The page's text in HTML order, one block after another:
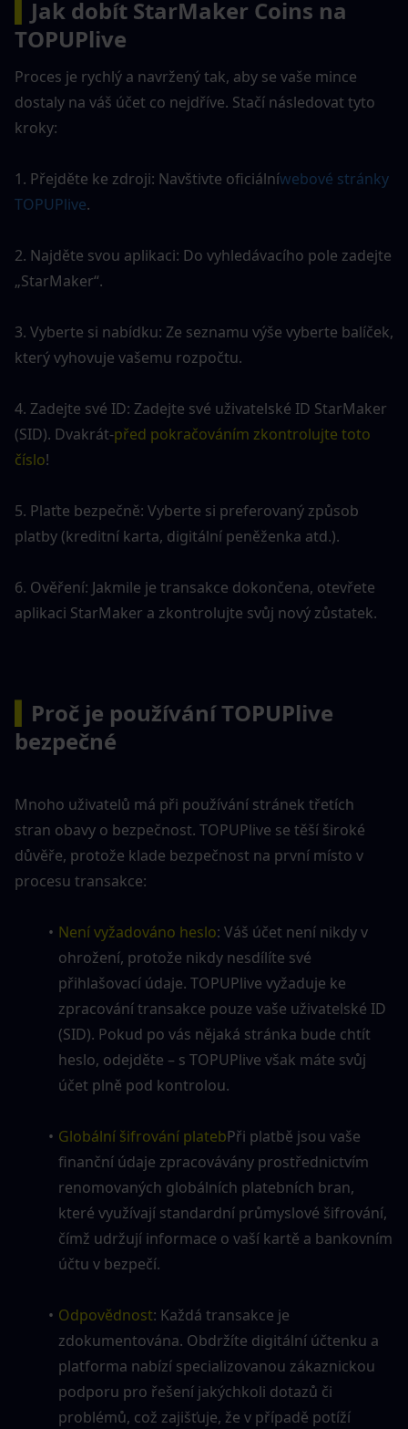
Jak dobít StarMaker Coins na
TOPUPlive
Proces je rychlý a navržený tak, aby se vaše mince
dostaly na váš účet co nejdříve. Stačí následovat tyto
kroky:
1. Přejděte ke zdroji: Navštivte oficiálníwebové stránky
TOPUPlive.
2. Najděte svou aplikaci: Do vyhledávacího pole zadejte
„StarMaker“.
3. Vyberte si nabídku: Ze seznamu výše vyberte balíček,
který vyhovuje vašemu rozpočtu.
4. Zadejte své ID: Zadejte své uživatelské ID StarMaker
(SID). Dvakrát-před pokračováním zkontrolujte toto
číslo!
5. Plaťte bezpečně: Vyberte si preferovaný způsob
platby (kreditní karta, digitální peněženka atd.).
6. Ověření: Jakmile je transakce dokončena, otevřete
aplikaci StarMaker a zkontrolujte svůj nový zůstatek.
Proč je používání TOPUPlive
bezpečné
Mnoho uživatelů má při používání stránek třetích
stran obavy o bezpečnost. TOPUPlive se těší široké
důvěře, protože klade bezpečnost na první místo v
procesu transakce:
Není vyžadováno heslo: Váš účet není nikdy v
ohrožení, protože nikdy nesdílíte své
přihlašovací údaje. TOPUPlive vyžaduje ke
zpracování transakce pouze vaše uživatelské ID
(SID). Pokud po vás nějaká stránka bude chtít
heslo, odejděte – s TOPUPlive však máte svůj
účet plně pod kontrolou.
Globální šifrování platebPři platbě jsou vaše
finanční údaje zpracovávány prostřednictvím
renomovaných globálních platebních bran,
které využívají standardní průmyslové šifrování,
čímž udržují informace o vaší kartě a bankovním
účtu v bezpečí.
Odpovědnost: Každá transakce je
zdokumentována. Obdržíte digitální účtenku a
platforma nabízí specializovanou zákaznickou
podporu pro řešení jakýchkoli dotazů či
problémů, což zajišťuje, že v případě potíží